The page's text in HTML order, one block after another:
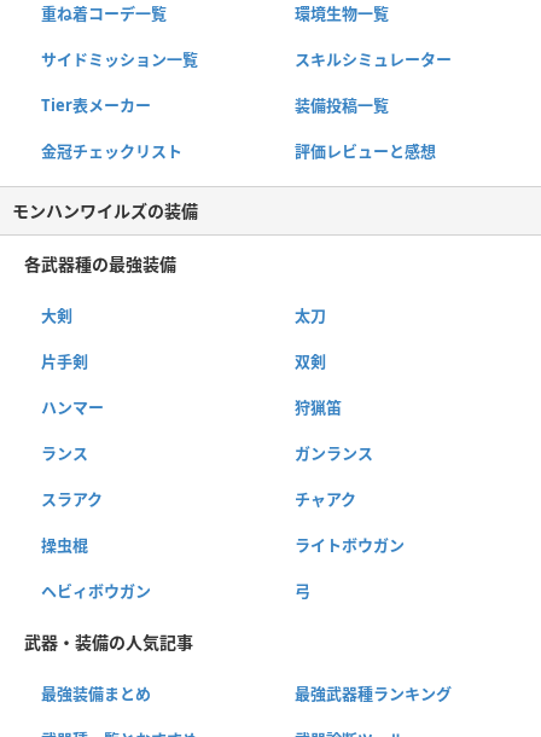
重ね着コーデ一覧 環境生物一覧
サイドミッション一覧 スキルシミュレーター
Tier表メーカー 装備投稿一覧
金冠チェックリスト 評価レビューと感想
モンハンワイルズの装備
各武器種の最強装備
大剣 太刀
片手剣 双剣
ハンマー 狩猟笛
ランス ガンランス
スラアク チャアク
操虫棍 ライトボウガン
ヘビィボウガン 弓
武器・装備の人気記事
最強装備まとめ 最強武器種ランキング